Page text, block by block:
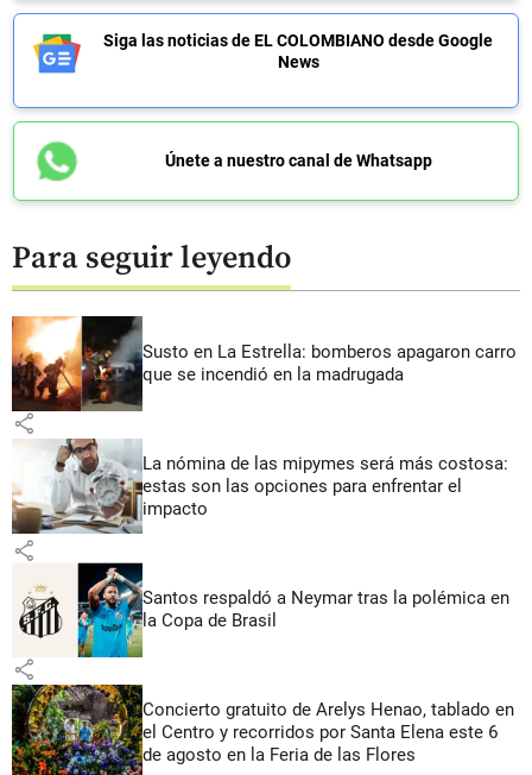
Siga las noticias de EL COLOMBIANO desde Google
News
Únete a nuestro canal de Whatsapp
Para seguir leyendo
Susto en La Estrella: bomberos apagaron carro
que se incendió en la madrugada
share
La nómina de las mipymes será más costosa:
estas son las opciones para enfrentar el
impacto
share
Santos respaldó a Neymar tras la polémica en
la Copa de Brasil
share
Concierto gratuito de Arelys Henao, tablado en
el Centro y recorridos por Santa Elena este 6
de agosto en la Feria de las Flores